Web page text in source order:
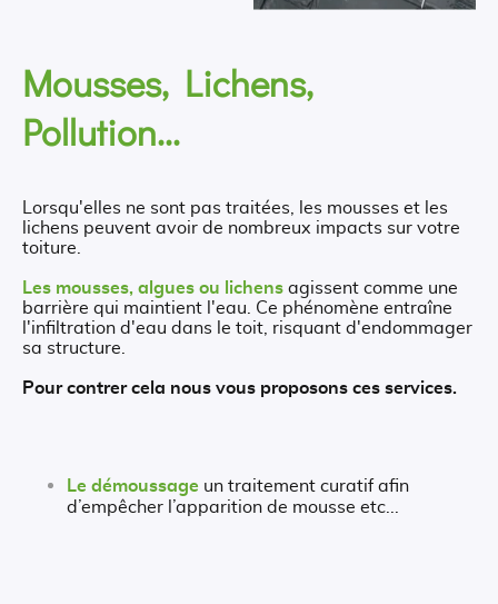
Mousses, Lichens,
Pollution...
Lorsqu'elles ne sont pas traitées, les mousses et les
lichens peuvent avoir de nombreux impacts sur votre
toiture.
Les mousses, algues ou lichens agissent comme une
barrière qui maintient l'eau. Ce phénomène entraîne
l'infiltration d'eau dans le toit, risquant d'endommager
sa structure.
Pour contrer cela nous vous proposons ces services.
Le démoussage un traitement curatif afin
d’empêcher l’apparition de mousse etc...